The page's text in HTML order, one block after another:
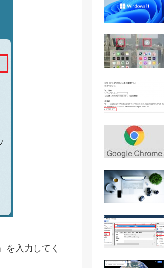
」を入力してく